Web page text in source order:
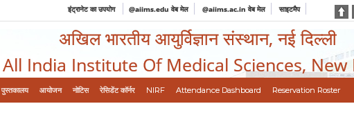
इंट्रानेट का उपयोग @aiims.edu वेब मेल @aiims.ac.in वेब मेल साइटमैप
अखिल भारतीय आयुर्विज्ञान संस्थान, नई दिल्ली
All India Institute Of Medical Sciences, New
पुस्तकालय आयोजन नोटिस रेसिडेंट कॉर्नर NIRF Attendance Dashboard Reservation Roster